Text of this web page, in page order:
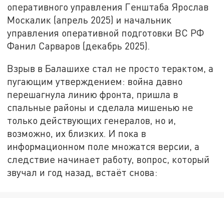
оперативного управления Генштаба Ярослав
Москалик (апрель 2025) и начальник
управления оперативной подготовки ВС РФ
Фанил Сарваров (декабрь 2025).
Взрыв в Балашихе стал не просто терактом, а
пугающим утверждением: война давно
перешагнула линию фронта, пришла в
спальные районы и сделала мишенью не
только действующих генералов, но и,
возможно, их близких. И пока в
информационном поле множатся версии, а
следствие начинает работу, вопрос, который
звучал и год назад, встаёт снова: